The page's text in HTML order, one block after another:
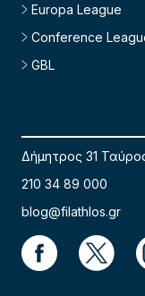
Europa League
Conference
GBL
Δήμητρος 31
210 34 89 000
blog@filathlos.gr